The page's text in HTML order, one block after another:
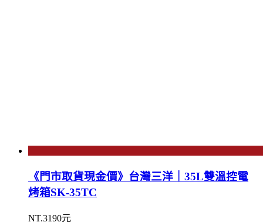
《門市取貨現金價》台灣三洋｜35L雙溫控電
烤箱SK-35TC
NT.3190元